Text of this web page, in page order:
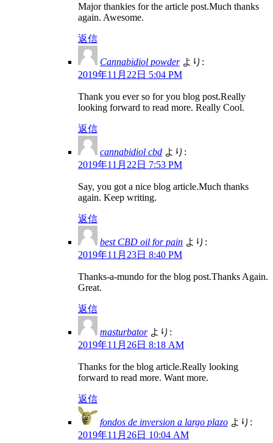
Major thankies for the article post.Much thanks
again. Awesome.
返信
Cannabidiol powder より:
2019年11月22日 5:04 PM
Thank you ever so for you blog post.Really
looking forward to read more. Really Cool.
返信
cannabidiol cbd より:
2019年11月22日 7:53 PM
Say, you got a nice blog article.Much thanks
again. Keep writing.
返信
best CBD oil for pain より:
2019年11月23日 8:40 PM
Thanks-a-mundo for the blog post.Thanks Again.
Great.
返信
masturbator より:
2019年11月26日 8:18 AM
Thanks for the blog article.Really looking
forward to read more. Want more.
返信
fondos de inversion a largo plazo より:
2019年11月26日 10:04 AM